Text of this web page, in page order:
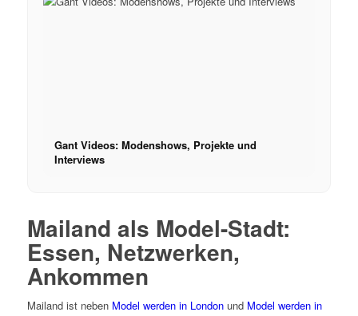
Gant Videos: Modenshows, Projekte und
Interviews
Mailand als Model-Stadt:
Essen, Netzwerken,
Ankommen
Mailand ist neben Model werden in Londonund Model werden in